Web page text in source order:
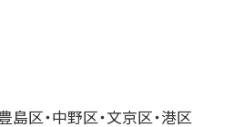
島区・中野区・文京区・港区